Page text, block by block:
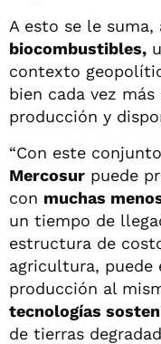
A esto se le
biocombustibles,
contexto
bien cada vez
producción y
“Con este
Mercosur puede
con muchas
un tiempo de
estructura de
agricultura, puede
producción al
tecnologías
de tierras